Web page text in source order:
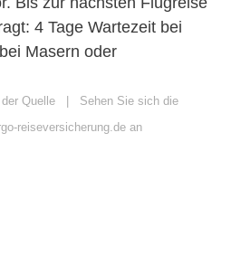
4 Tage Wartezeit bei
Masern oder
Quelle | Sehen Sie sich die
reiseversicherung.de an